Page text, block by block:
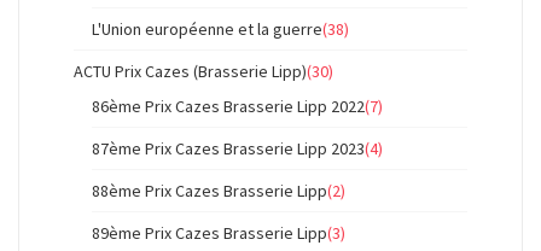
L'Union européenne et la guerre(38)
ACTU Prix Cazes (Brasserie Lipp)(30)
86ème Prix Cazes Brasserie Lipp 2022(7)
87ème Prix Cazes Brasserie Lipp 2023(4)
88ème Prix Cazes Brasserie Lipp(2)
89ème Prix Cazes Brasserie Lipp(3)